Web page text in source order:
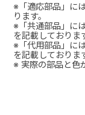
※「適応部品」に
ります。
※「共通部品」に
を記載しておりま
※「代用部品」に
を記載しておりま
※ 実際の部品と色